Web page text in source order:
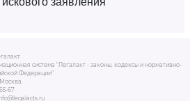
система "Легалакт - законы, кодексы и нормативно-
Федерации"
67